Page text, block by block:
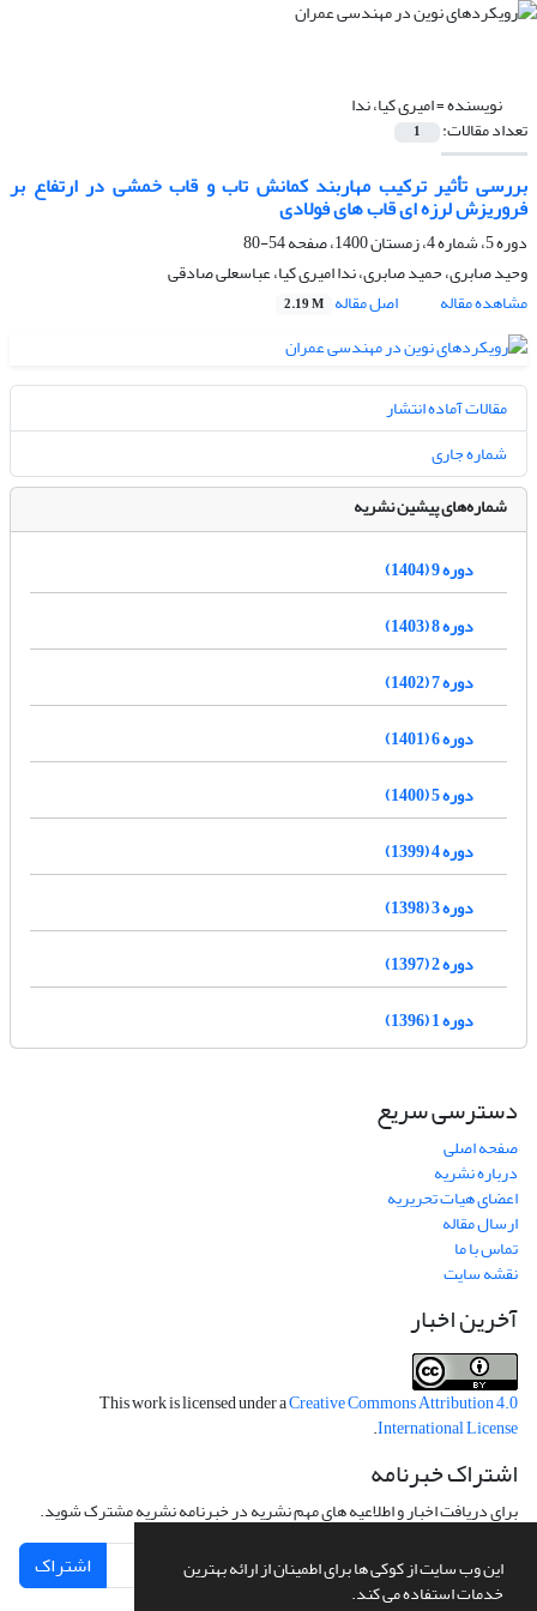
این وب سایت از کوکی ها برای اطمینان از ارائه بهترین
خدمات استفاده می کند.
نویسنده =امیری کیا، ندا
تعداد مقالات: 1
بررسی تأثیر ترکیب مهاربند کمانش تاب و قاب خمشی در ارتفاع بر
فروریزش لرزه ای قاب های فولادی
دوره 5، شماره 4، زمستان 1400، صفحه
54-80
وحید صابری، حمید صابری، ندا امیری کیا، عباسعلی صادقی
مشاهده مقاله
اصل مقاله 2.19 M
مقالات آماده انتشار
شماره جاری
شماره‌های پیشین نشریه
دوره 9 (1404)
دوره 8 (1403)
دوره 7 (1402)
دوره 6 (1401)
دوره 5 (1400)
دوره 4 (1399)
دوره 3 (1398)
دوره 2 (1397)
دوره 1 (1396)
دسترسی سریع
صفحه اصلی
درباره نشریه
اعضای هیات تحریریه
ارسال مقاله
تماس با ما
نقشه سایت
آخرین اخبار
This work is licensed under aCreative Commons Attribution 4.0
International License
.
اشتراک خبرنامه
برای دریافت اخبار و اطلاعیه های مهم نشریه در خبرنامه نشریه مشترک شوید.
اشتراک